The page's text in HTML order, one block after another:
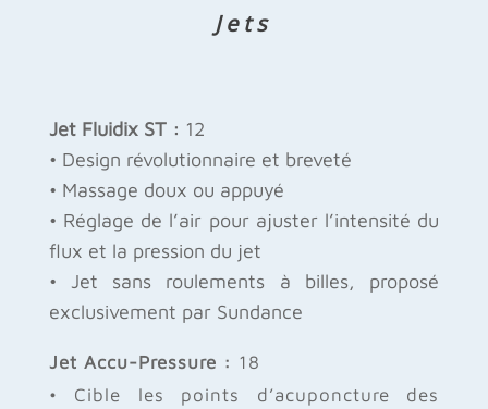
Jets
Jet Fluidix ST : 12
• Design révolutionnaire et breveté
• Massage doux ou appuyé
• Réglage de l’air pour ajuster l’intensité du
flux et la pression du jet
• Jet sans roulements à billes, proposé
exclusivement par Sundance
Jet Accu-Pressure : 18
• Cible les points d’acuponcture des